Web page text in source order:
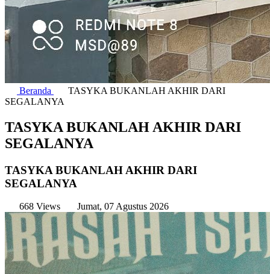
Beranda
TASYKA BUKANLAH AKHIR DARI
SEGALANYA
TASYKA BUKANLAH AKHIR DARI
SEGALANYA
TASYKA BUKANLAH AKHIR DARI
SEGALANYA
668 Views Jumat, 07 Agustus 2026